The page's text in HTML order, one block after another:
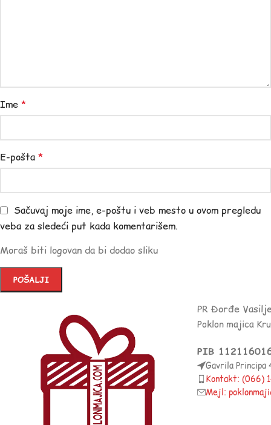
Ime *
E-pošta *
Sačuvaj moje ime, e-poštu i veb mesto u ovom pregledu
veba za sledeći put kada komentarišem.
Moraš biti logovan da bi dodao sliku
PR Đorđe
Poklon majica
PIB
Gavrila Principa
Kontakt: (066)
Mejl: